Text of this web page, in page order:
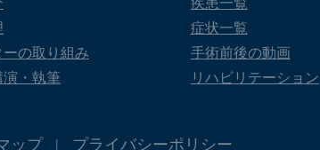
ーの取り組み
・執筆
症状一覧
手術前後の動画
リハビリテーション
ップ プライバシーポリシー